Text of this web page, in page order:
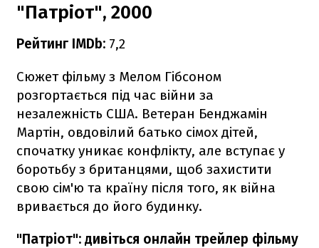
"Патріот", 2000
Рейтинг IMDb: 7,2
Сюжет фільму з Мелом Гібсоном
розгортається під час війни за
незалежність США. Ветеран Бенджамін
Мартін, овдовілий батько сімох дітей,
спочатку уникає конфлікту, але вступає у
боротьбу з британцями, щоб захистити
свою сім'ю та країну після того, як війна
вривається до його будинку.
"Патріот": дивіться онлайн трейлер фільму